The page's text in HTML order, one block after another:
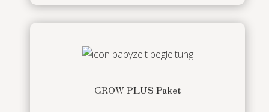
GROW PLUS Paket